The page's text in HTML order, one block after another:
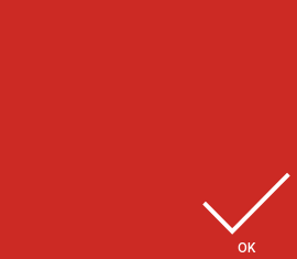
Några av våra
OK